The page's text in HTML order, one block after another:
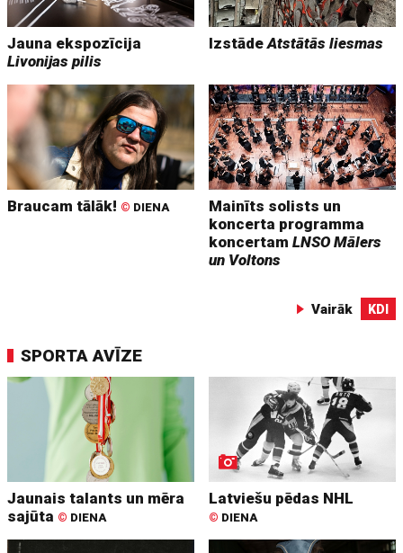
Jauna ekspozīcija
Livonijas pilis
IzstādeAtstātās liesmas
Braucam tālāk! © DIENA
Mainīts solists un
koncerta programma
koncertamLNSO Mālers
un Voltons
Vairāk KDI
SPORTA AVĪZE
Jaunais talants un mēra
sajūta © DIENA
Latviešu pēdas NHL
© DIENA